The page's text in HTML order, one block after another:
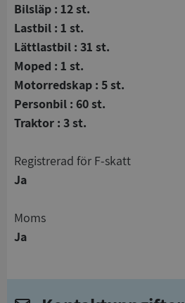
Bilsläp : 12 st.
Lastbil : 1 st.
Lättlastbil : 31 st.
Moped : 1 st.
Motorredskap : 5 st.
Personbil : 60 st.
Traktor : 3 st.
registrerad för F-skatt
Ja
Moms
Ja